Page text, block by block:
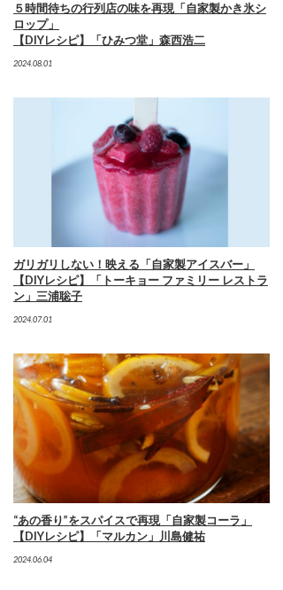
５時間待ちの行列店の味を再現「自家製かき氷シ
ロップ」
【DIYレシピ】「ひみつ堂」森西浩二
2024.08.01
ガリガリしない！映える「自家製アイスバー」
【DIYレシピ】「トーキョー ファミリー レストラ
ン」三浦聡子
2024.07.01
“あの香り”をスパイスで再現「自家製コーラ」
【DIYレシピ】「マルカン」川島健祐
2024.06.04